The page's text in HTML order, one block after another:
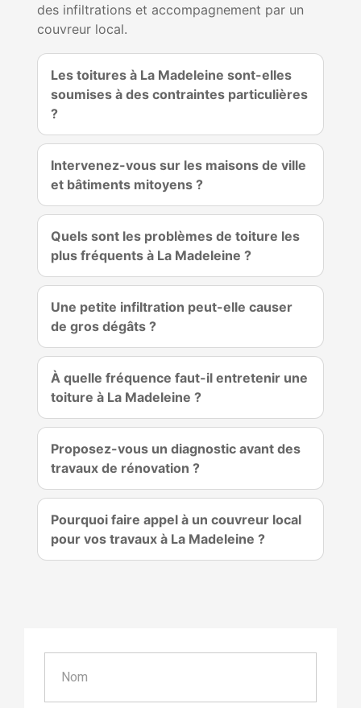
des infiltrations et accompagnement par un
couvreur local.
Les toitures à La Madeleine sont-elles
soumises à des contraintes particulières
?
Intervenez-vous sur les maisons de ville
et bâtiments mitoyens ?
Quels sont les problèmes de toiture les
plus fréquents à La Madeleine ?
Une petite infiltration peut-elle causer
de gros dégâts ?
À quelle fréquence faut-il entretenir une
toiture à La Madeleine ?
Proposez-vous un diagnostic avant des
travaux de rénovation ?
Pourquoi faire appel à un couvreur local
pour vos travaux à La Madeleine ?